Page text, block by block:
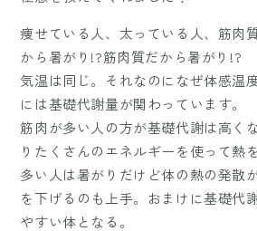
痩せている人、太っている人、筋肉
から暑がり!?筋肉質だから暑がり!?
気温は同じ。それなのになぜ体感温
には基礎代謝量が関わっています。
筋肉が多い人の方が基礎代謝は高く
りたくさんのエネルギーを使って熱
多い人は暑がりだけど体の熱の発散
を下げるのも上手。おまけに基礎代
やすい体となる。